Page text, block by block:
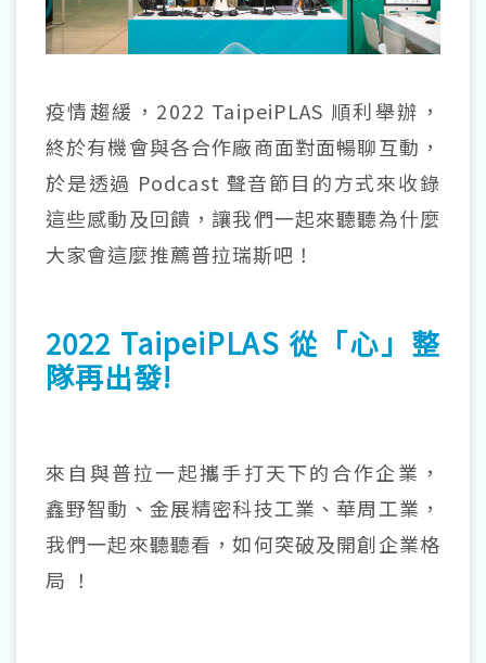
疫情趨緩，2022 TaipeiPLAS 順利舉辦，
終於有機會與各合作廠商面對面暢聊互動，
於是透過 Podcast 聲音節目的方式來收錄
這些感動及回饋，讓我們一起來聽聽為什麼
大家會這麼推薦普拉瑞斯吧！
2022 TaipeiPLAS 從「心」整
隊再出發!
來自與普拉一起攜手打天下的合作企業，
鑫野智動、金展精密科技工業、華周工業，
我們一起來聽聽看，如何突破及開創企業格
局 ！